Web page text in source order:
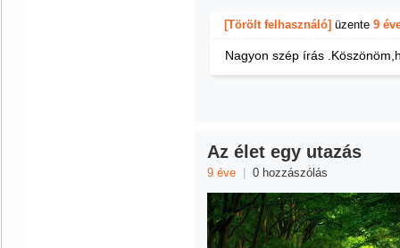
[Törölt felhasználó] üzente 9
Nagyon szép írás
Az élet egy utazás
9 éve 0 hozzászólás